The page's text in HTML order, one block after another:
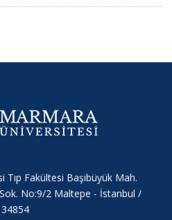
Fakültesi Başıbüyük Mah.
No:9/2 Maltepe - İstanbul /
34854